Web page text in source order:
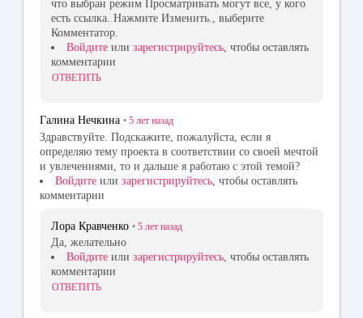
что выбран режим Просматривать могут все, у кого
есть ссылка. Нажмите Изменить., выберите
Комментатор.
Войдите или зарегистрируйтесь, чтобы оставлять
комментарии
ОТВЕТИТЬ
Галина Нечкина • 5 лет назад
Здравствуйте. Подскажите, пожалуйста, если я
определяю тему проекта в соответствии со своей мечтой
и увлечениями, то и дальше я работаю с этой темой?
Войдите или зарегистрируйтесь , чтобы оставлять
комментарии
Лора Кравченко • 5 лет назад
Да, желательно
Войдите или зарегистрируйтесь, чтобы оставлять
комментарии
ОТВЕТИТЬ